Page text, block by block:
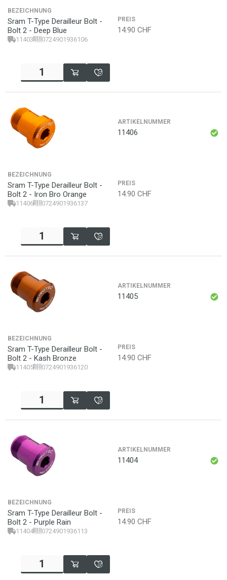
BEZEICHNUNG
Sram T-Type Derailleur Bolt -
Bolt 2 - Deep Blue
11403 0724901936106
PREIS
14.90 CHF
ARTIKELNUMMER
11406
BEZEICHNUNG
Sram T-Type Derailleur Bolt -
Bolt 2 - Iron Bro Orange
11406 0724901936137
PREIS
14.90 CHF
ARTIKELNUMMER
11405
BEZEICHNUNG
Sram T-Type Derailleur Bolt -
Bolt 2 - Kash Bronze
11405 0724901936120
PREIS
14.90 CHF
ARTIKELNUMMER
11404
BEZEICHNUNG
Sram T-Type Derailleur Bolt -
Bolt 2 - Purple Rain
11404 0724901936113
PREIS
14.90 CHF